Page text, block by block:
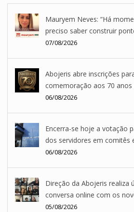
Mauryem Neves: “Há
preciso saber construir
07/08/2026
Abojeris abre inscrições
comemoração aos 70 anos
06/08/2026
Encerra-se hoje a votação
dos servidores em comitês
06/08/2026
Direção da Abojeris realiza
conversa online com os
05/08/2026